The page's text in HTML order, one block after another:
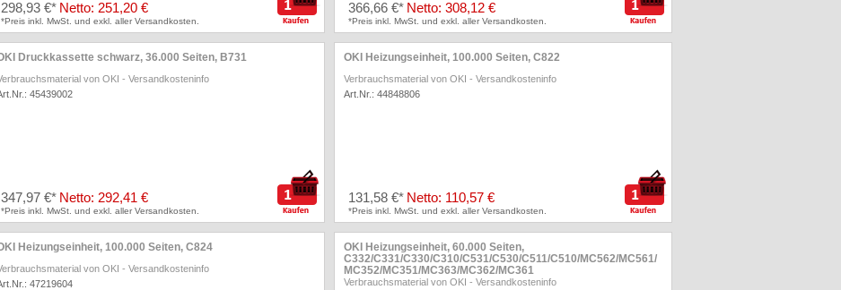
298,93 €* Netto: 251,20 €
*Preis inkl. MwSt. und exkl. aller Versandkosten.
366,66 €* Netto: 308,12 €
*Preis inkl. MwSt. und exkl. aller Versandkosten.
347,97 €* Netto: 292,41 €
*Preis inkl. MwSt. und exkl. aller Versandkosten.
Druckkassette schwarz, 36.000 Seiten, B731
von OKI - Versandkosteninfo
45439002
131,58 €* Netto: 110,57 €
*Preis inkl. MwSt. und exkl. aller Versandkosten.
OKI Heizungseinheit, 100.000 Seiten, C822
Verbrauchsmaterial von OKI - Versandkosteninfo
Art.Nr.: 44848806
Heizungseinheit, 100.000 Seiten, C824
von OKI - Versandkosteninfo
47219604
OKI Heizungseinheit, 60.000 Seiten,
C332/C331/C330/C310/C531/C530/C511/C510/MC562/MC561/
MC352/MC351/MC363/MC362/MC361
Verbrauchsmaterial von OKI - Versandkosteninfo